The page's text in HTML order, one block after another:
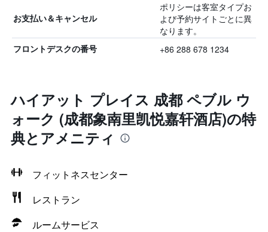
お支払い＆キャンセル
ポリシーは客室タイプお
よび予約サイトごとに異
なります。
フロントデスクの番号 +86 288 678 1234
ハイアット プレイス 成都 ペブル ウ
ォーク (成都象南里凯悦嘉轩酒店)の特
典とアメニティ
フィットネスセンター
レストラン
ルームサービス